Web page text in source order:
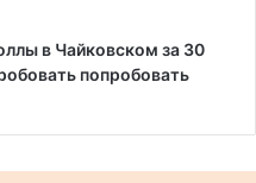
в Чайковском за 30
попробовать